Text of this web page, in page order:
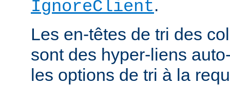
IgnoreClient.
Les en-têtes de tri des
sont des hyper-liens
les options de tri à la